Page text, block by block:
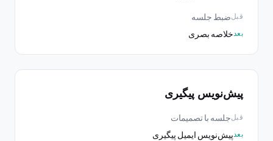
قبلضبط جلسه
بعدخلاصه بصری
پیش‌نویس پیگیری
قبلجلسه با تصمیمات
بعدپیش‌نویس ایمیل پیگیری